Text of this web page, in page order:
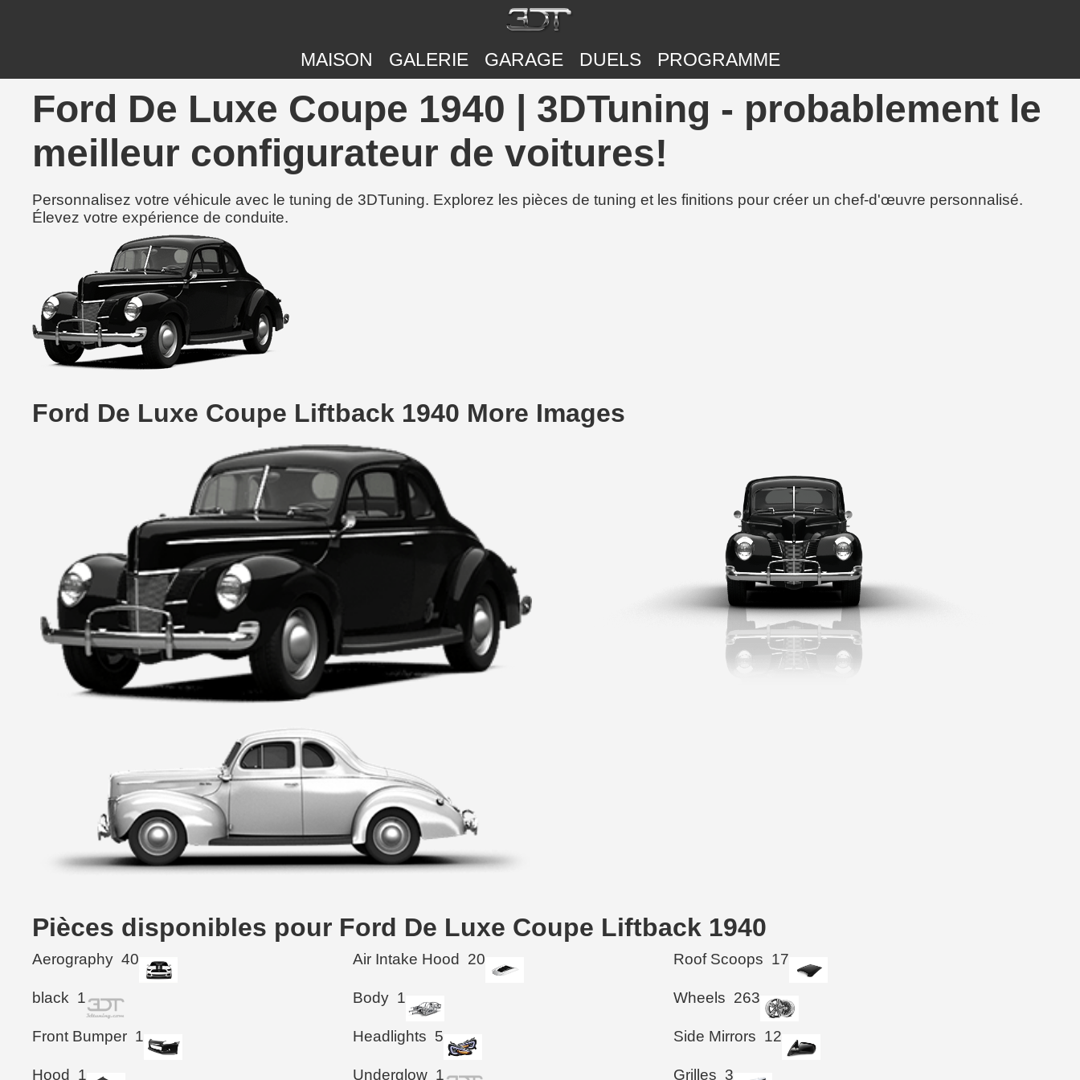
MAISON GALERIE GARAGE DUELS PROGRAMME
Ford De Luxe Coupe 1940 | 3DTuning - probablement le
meilleur configurateur de voitures!
Personnalisez votre véhicule avec le tuning de 3DTuning. Explorez les pièces de tuning et les finitions pour créer un chef-d'œuvre personnalisé.
Élevez votre expérience de conduite.
Ford De Luxe Coupe Liftback 1940 More Images
Pièces disponibles pour Ford De Luxe Coupe Liftback 1940
Aerography 40 Air Intake Hood 20 Roof Scoops 17
black 1 Body 1 Wheels 263
Front Bumper 1 Headlights 5 Side Mirrors 12
Hood 1 Underglow 1 Grilles 3